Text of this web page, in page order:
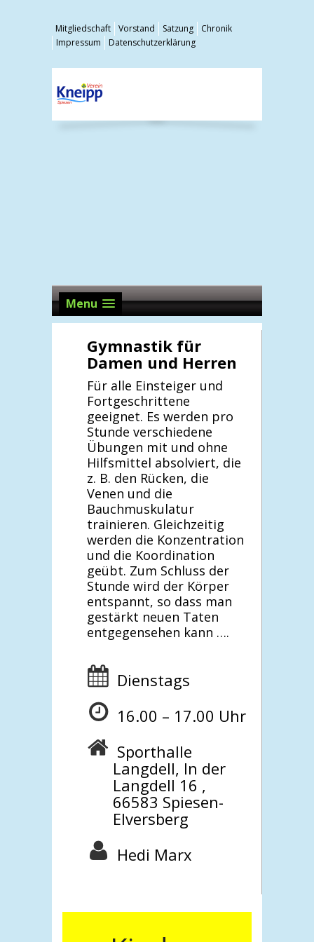
Mitgliedschaft Vorstand Satzung
Chronik
Impressum
Datenschutzerklärung
Menu
Gymnastik für
Damen und Herren
Für alle Einsteiger und
Fortgeschrittene
geeignet. Es werden pro
Stunde verschiedene
Übungen mit und ohne
Hilfsmittel absolviert, die
z. B. den Rücken, die
Venen und die
Bauchmuskulatur
trainieren. Gleichzeitig
werden die Konzentration
und die Koordination
geübt. Zum Schluss der
Stunde wird der Körper
entspannt, so dass man
gestärkt neuen Taten
entgegensehen kann ….
Dienstags
16.00 – 17.00 Uhr
Sporthalle
Langdell, In der
Langdell 16 ,
66583 Spiesen-
Elversberg
Hedi Marx